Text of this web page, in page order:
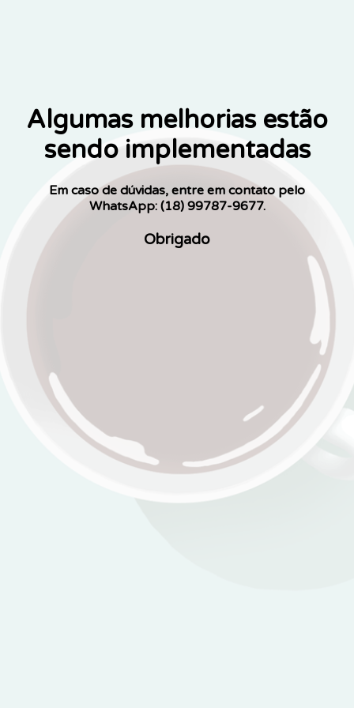
Algumas melhorias estão
sendo implementadas
Em caso de dúvidas, entre em contato pelo
WhatsApp: (18) 99787-9677.
Obrigado